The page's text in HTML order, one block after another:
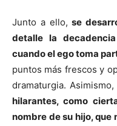
Junto a ello,se
detalle la
cuando el ego toma
puntos más frescos y
dramaturgia. Asimismo,
hilarantes, como
nombre de su hijo, que